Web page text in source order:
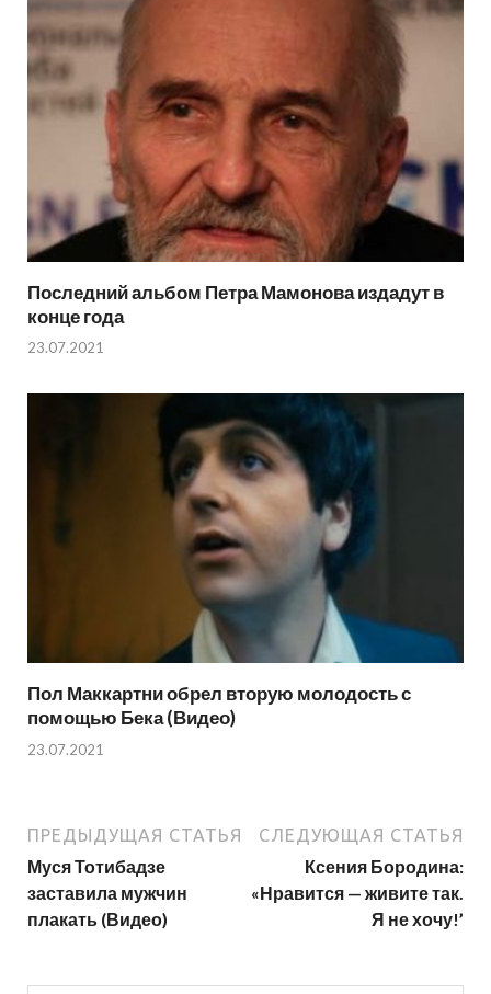
Последний альбом Петра Мамонова издадут в
конце года
23.07.2021
Пол Маккартни обрел вторую молодость с
помощью Бека (Видео)
23.07.2021
ПРЕДЫДУЩАЯ СТАТЬЯ
Муся Тотибадзе
заставила мужчин
плакать (Видео)
СЛЕДУЮЩАЯ СТАТЬЯ
Ксения Бородина:
«Нравится — живите так.
Я не хочу!’